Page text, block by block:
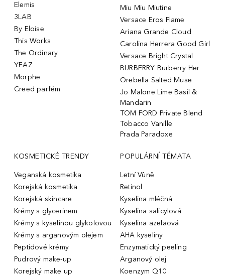
Elemis
3LAB
By Eloise
This Works
The Ordinary
YEAZ
Morphe
Creed parfém
Miu Miu Miutine
Versace Eros Flame
Ariana Grande Cloud
Carolina Herrera Good Girl
Versace Bright Crystal
BURBERRY Burberry Her
Orebella Salted Muse
Jo Malone Lime Basil &
Mandarin
TOM FORD Private Blend
Tobacco Vanille
Prada Paradoxe
KOSMETICKÉ TRENDY
Veganská kosmetika
Korejská kosmetika
Korejská skincare
Krémy s glycerinem
Krémy s kyselinou glykolovou
Krémy s arganovým olejem
Peptidové krémy
Pudrový make-up
Korejský make up
POPULÁRNÍ TÉMATA
Letní Vůně
Retinol
Kyselina mléčná
Kyselina salicylová
Kyselina azelaová
AHA kyseliny
Enzymatický peeling
Arganový olej
Koenzym Q10